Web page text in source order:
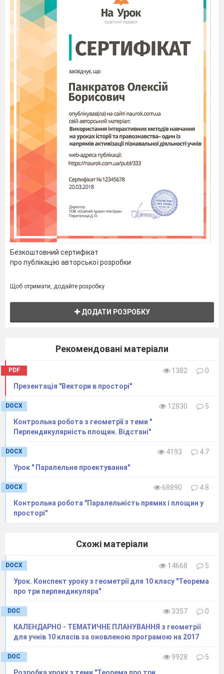
6
8
По горизонталі:
1.Перпендикуляр, опущений з вершини
многокутника на протилежну сторону (висота).
2.Прямі, які не перетинаються і не лежать в
одній площині (мимобіжні).
3.Відрізок, який сполучає дану точку з точкою
площини і лежить на прямій, перпендикулярній
до площини ( перпендикуляр).
4. Як називається точка, завдяки якій дві
площини перетинаються по прямій, що
проходить через неї? ( спільна).
5. Розділ геометрії, що вивчає геометричні
стереометрія ).
6. Пряма, яка перетинає площину але не
являється перпендикуляром(похила )
можна провести через точку, що не належить
даній площині ( одну).
8.Відрізок, що з'єднує основи перпендикуляра
і похилої ( проекція).
По вертикалі читаємо
1. Тема сьогоднішнього уроку пов’язана
відстанями
п
е р п е н Д и к у л я
р
Т
п
р о е к ц І
я
Отже, тема сьогоднішнього уроку «
Розв’язування задач на знаходження відстаней
у просторі»
Безкоштовний сертифікат
про публікацію авторської розробки
Щоб отримати, додайте розробку
ДОДАТИ РОЗРОБКУ
Рекомендовані матеріали
PDF 1382
0
Презентація "Вектори в просторі"
DOCX 12830
5
Контрольна робота з геометрїї з теми "
Перпендикулярність площин. Відстані"
DOCX 4193
4.7
Урок " Паралельне проектування"
DOCX 68890
4.8
Контрольна робота "Паралельність прямих і площин у
просторі"
Схожі матеріали
DOCX 14668
5
Урок. Конспект уроку з геометрії для 10 класу "Теорема
про три перпендикуляра"
DOC 3357
0
КАЛЕНДАРНО - ТЕМАТИЧНЕ ПЛАНУВАННЯ з геометрії
для учнів 10 класів за оновленою програмою на 2017
DOC 9928
5